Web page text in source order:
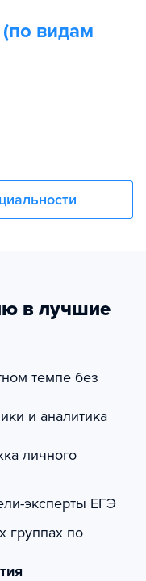
(по видам
в лучшие
темпе без
и аналитика
личного
эксперты ЕГЭ
группах по